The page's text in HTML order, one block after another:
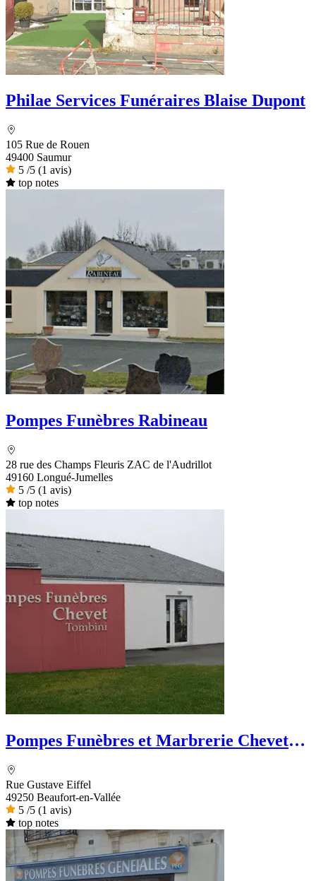
Philae Services Funéraires Blaise Dupont
105 Rue de Rouen
49400 Saumur
5 /5 (1 avis)
top notes
Pompes Funèbres Rabineau
28 rue des Champs Fleuris ZAC de l'Audrillot
49160 Longué-Jumelles
5 /5 (1 avis)
top notes
Pompes Funèbres et Marbrerie Chevet-
Rue Gustave Eiffel
49250 Beaufort-en-Vallée
5 /5 (1 avis)
top notes